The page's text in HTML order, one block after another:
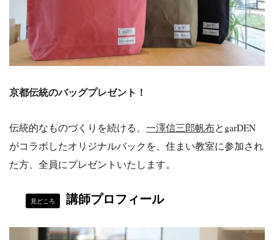
京都伝統のバッグプレゼント！
伝統的なものづくりを続ける、 一澤信三郎帆布とgarDEN
がコラボしたオリジナルバックを、住まい教室に参加され
た方、全員にプレゼントいたします。
見どころ 講師プロフィール